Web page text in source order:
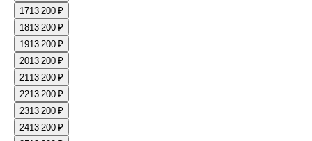
1713 200 ₽
1813 200 ₽
1913 200 ₽
2013 200 ₽
2113 200 ₽
2213 200 ₽
2313 200 ₽
2413 200 ₽